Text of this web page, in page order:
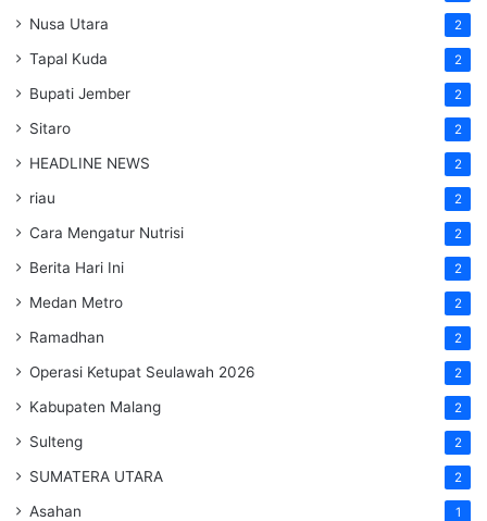
Nusa Utara 2
Tapal Kuda 2
Bupati Jember 2
Sitaro 2
HEADLINE NEWS 2
riau 2
Cara Mengatur Nutrisi 2
Berita Hari Ini 2
Medan Metro 2
Ramadhan 2
Operasi Ketupat Seulawah 2026 2
Kabupaten Malang 2
Sulteng 2
SUMATERA UTARA 2
Asahan 1